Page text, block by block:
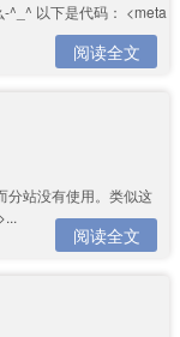
^_^ 以下是代码： <meta
阅读全文
分站没有使用。类似这
阅读全文